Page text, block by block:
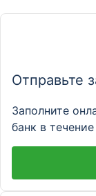
Отправьте
Заполните
банк в